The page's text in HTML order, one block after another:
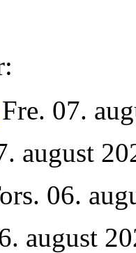
Fre. 07.
august
06.
august